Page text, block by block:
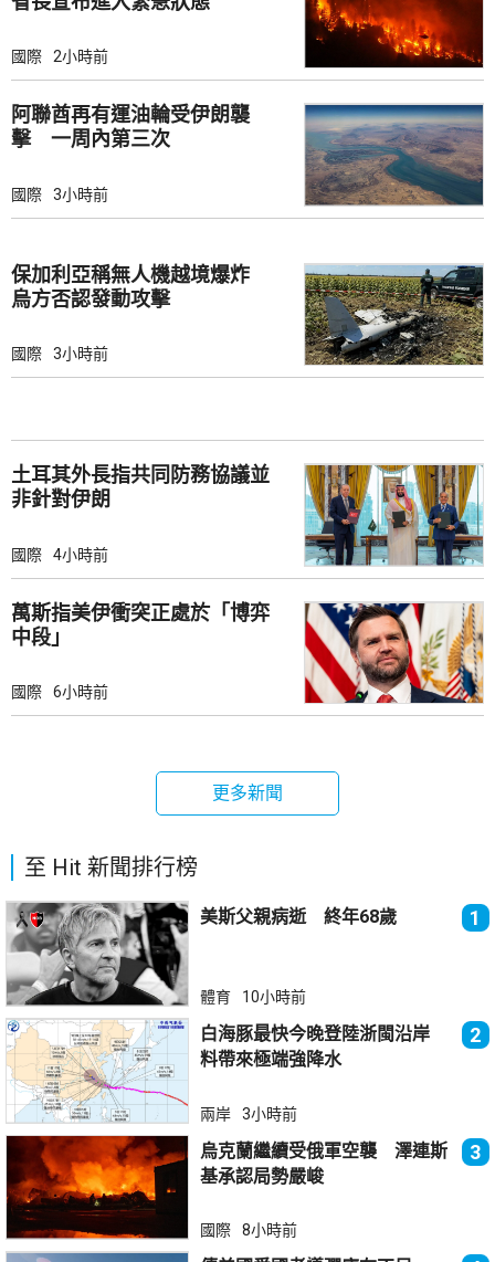
國際 2小時前
阿聯酋再有運油輪受伊朗襲
擊 一周內第三次
國際 3小時前
保加利亞稱無人機越境爆炸
烏方否認發動攻擊
國際 3小時前
土耳其外長指共同防務協議並
非針對伊朗
國際 4小時前
萬斯指美伊衝突正處於「博弈
中段」
國際 6小時前
更多新聞
至 Hit 新聞排行榜
美斯父親病逝 終年68歲 1
體育 10小時前
白海豚最快今晚登陸浙閩沿岸
料帶來極端強降水
2
兩岸 3小時前
烏克蘭繼續受俄軍空襲 澤連斯
基承認局勢嚴峻
3
國際 8小時前